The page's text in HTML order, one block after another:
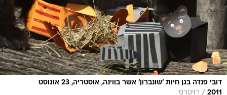
דובי פנדה בגן חיות 'שונברון' אשר בווינה, אוסטריה, 23 אוגוסט
2011
/ רויטרס